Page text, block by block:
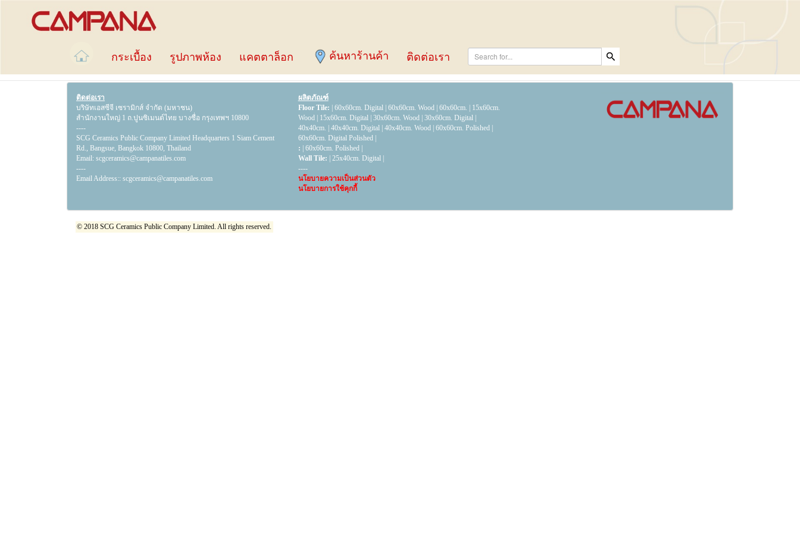
กระเบื้อง รูปภาพห้อง แคตตาล็อก ค้นหาร้านค้า ติดต่อเรา
ติดต่อเรา
บริษัทเอสซีจี เซรามิกส์ จำกัด (มหาชน)
สำนักงานใหญ่ 1 ถ.ปูนซิเมนต์ไทย บางซื่อ กรุงเทพฯ 10800
----
SCG Ceramics Public Company Limited Headquarters 1 Siam Cement
Rd., Bangsue, Bangkok 10800, Thailand
Email: scgceramics@campanatiles.com
----
Email Address:: scgceramics@campanatiles.com
ผลิตภัณฑ์
Floor Tile: | 60x60cm. Digital | 60x60cm. Wood | 60x60cm. | 15x60cm.
Wood | 15x60cm. Digital | 30x60cm. Wood | 30x60cm. Digital |
40x40cm. | 40x40cm. Digital | 40x40cm. Wood | 60x60cm. Polished |
60x60cm. Digital Polished |
: | 60x60cm. Polished |
Wall Tile: | 25x40cm. Digital |
----
นโยบายความเป็นส่วนตัว
นโยบายการใช้คุกกี้
© 2018 SCG Ceramics Public Company Limited. All rights reserved.